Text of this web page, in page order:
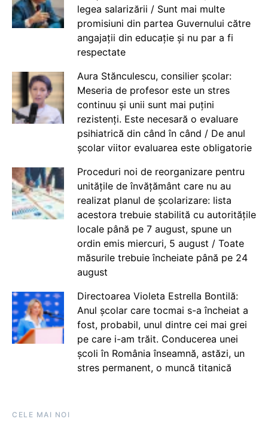
legea salarizării / Sunt mai multe
promisiuni din partea Guvernului către
angajații din educație și nu par a fi
respectate
Aura Stănculescu, consilier școlar:
Meseria de profesor este un stres
continuu și unii sunt mai puțini
rezistenți. Este necesară o evaluare
psihiatrică din când în când / De anul
școlar viitor evaluarea este obligatorie
Proceduri noi de reorganizare pentru
unitățile de învățământ care nu au
realizat planul de școlarizare: lista
acestora trebuie stabilită cu autoritățile
locale până pe 7 august, spune un
ordin emis miercuri, 5 august / Toate
măsurile trebuie încheiate până pe 24
august
Directoarea Violeta Estrella Bontilă:
Anul școlar care tocmai s-a încheiat a
fost, probabil, unul dintre cei mai grei
pe care i-am trăit. Conducerea unei
școli în România înseamnă, astăzi, un
stres permanent, o muncă titanică
CELE MAI NOI